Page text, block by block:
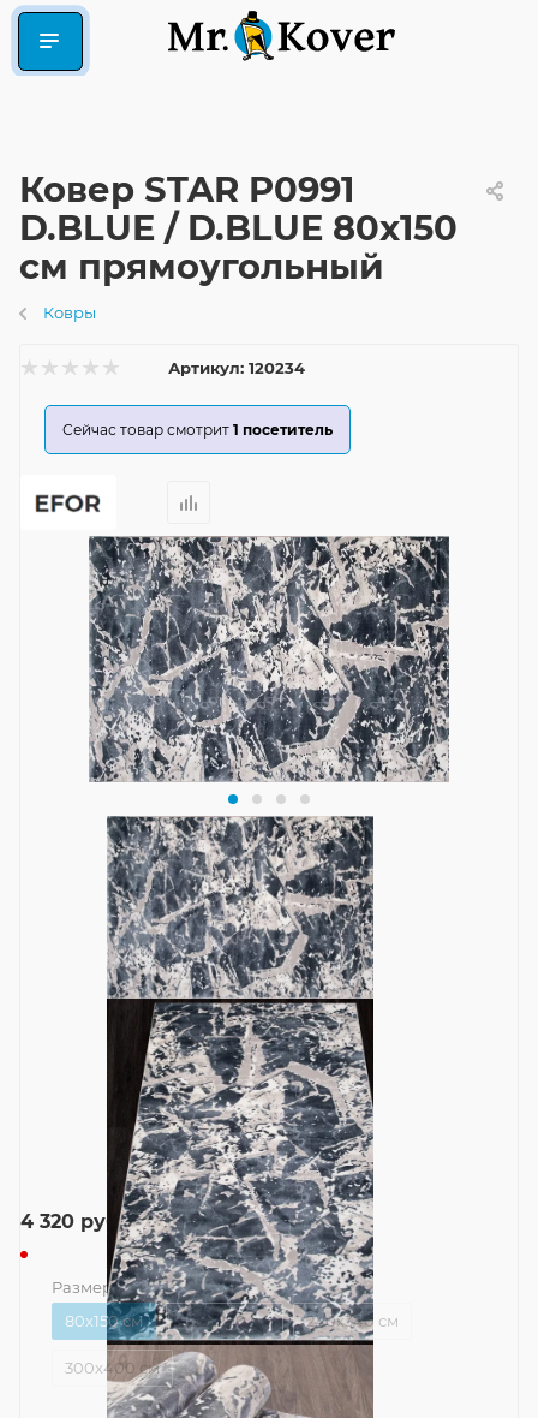
Ковер STAR P0991
D.BLUE / D.BLUE 80x150
см прямоугольный
Ковры
Артикул: 120234
Сейчас товар смотрит 1 посетитель
4 320 руб.
Размер — 80x150 см
80x150 см
200x290 см 240x340 см
300x400 см